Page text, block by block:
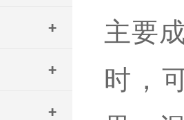
主要
时，